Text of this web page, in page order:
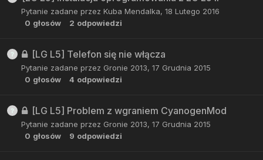
Pytanie zadane przez Kuba Mendalka, 18 Lutego 2016
0 głosów 2 odpowiedzi
[LG L5] Telefon się nie włącza
Pytanie zadane przez Gronie 2013, 17 Grudnia 2015
0 głosów 4 odpowiedzi
[LG L5] Problem z wgraniem CyanogenMod
Pytanie zadane przez Gronie 2013, 17 Grudnia 2015
0 głosów 9 odpowiedzi